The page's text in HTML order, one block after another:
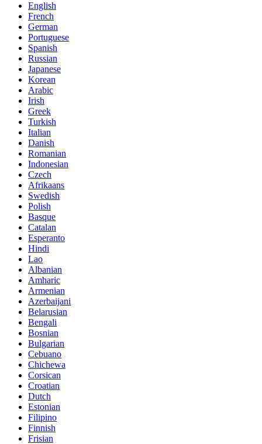
English
French
German
Portuguese
Spanish
Russian
Japanese
Korean
Arabic
Irish
Greek
Turkish
Italian
Danish
Romanian
Indonesian
Czech
Afrikaans
Swedish
Polish
Basque
Catalan
Esperanto
Hindi
Lao
Albanian
Amharic
Armenian
Azerbaijani
Belarusian
Bengali
Bosnian
Bulgarian
Cebuano
Chichewa
Corsican
Croatian
Dutch
Estonian
Filipino
Finnish
Frisian